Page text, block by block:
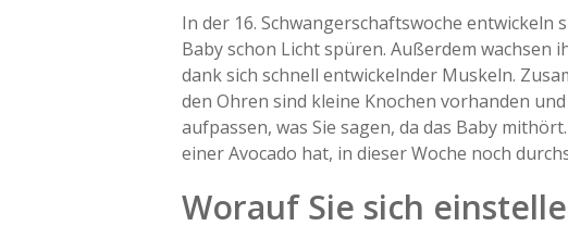
In der 16. Schwangerschaftswoche entwickeln
Baby schon Licht spüren. Außerdem wachsen
dank sich schnell entwickelnder Muskeln.
den Ohren sind kleine Knochen vorhanden
aufpassen, was Sie sagen, da das Baby
einer Avocado hat, in dieser Woche noch
Worauf Sie sich